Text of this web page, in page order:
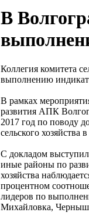
В
Коллегия комитета
выполнению
В рамках
развития АПК
2017 год по поводу
сельского
С докладом
иные районы по
хозяйства
процентном
лидеров по
Михайловка,